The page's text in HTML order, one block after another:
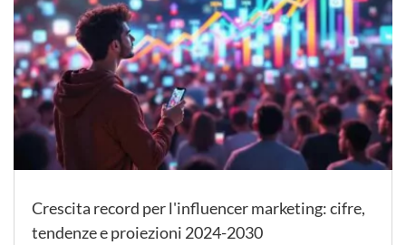
Crescita record per l'influencer marketing: cifre,
tendenze e proiezioni 2024-2030